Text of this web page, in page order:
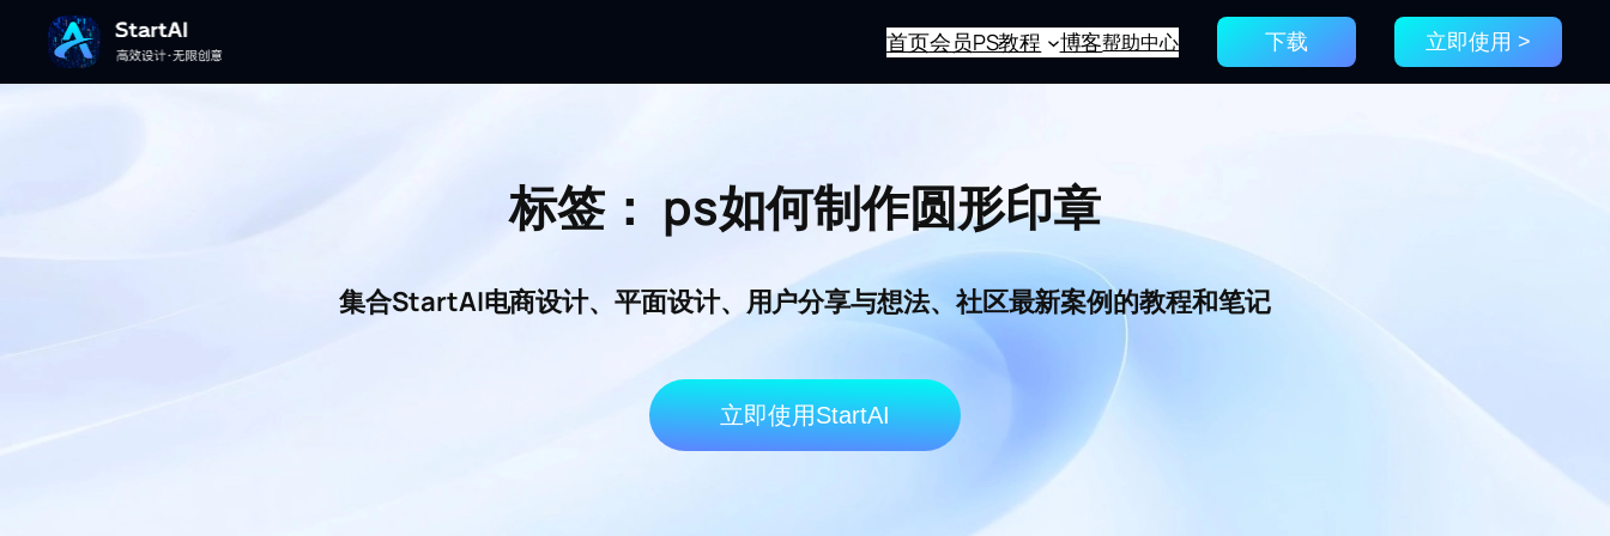
首页会员PS教程 博客帮助中心 下载 立即使用 >
标签： ps如何制作圆形印章
集合StartAI电商设计、平面设计、用户分享与想法、社区最新案例的教程和笔记
立即使用StartAI